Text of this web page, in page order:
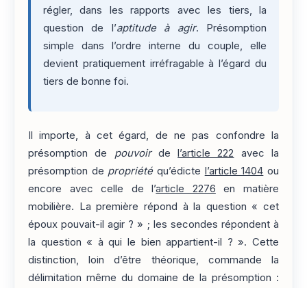
régler, dans les rapports avec les tiers, la
question de l’aptitude à agir. Présomption
simple dans l’ordre interne du couple, elle
devient pratiquement irréfragable à l’égard du
tiers de bonne foi.
Il importe, à cet égard, de ne pas confondre la
présomption de pouvoirdel’article 222 avec la
présomption de propriétéqu’édicte l’article 1404 ou
encore avec celle de l’article 2276 en matière
mobilière. La première répond à la question « cet
époux pouvait-il agir ? » ; les secondes répondent à
la question « à qui le bien appartient-il ? ». Cette
distinction, loin d’être théorique, commande la
délimitation même du domaine de la présomption :